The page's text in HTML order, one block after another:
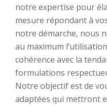
notre expertise pour
mesure répondant à
notre démarche, nous
au maximum
cohérence avec la
formulations
Notre objectif est de
adaptées qui mettront